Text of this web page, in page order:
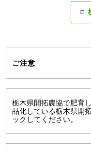
ご注意
栃木県開拓農協で肥育
品化している栃木県開
ックしてください。